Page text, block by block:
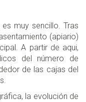
muy sencillo. Tras
(apiario)
A partir de aqui,
del número de
de las cajas del
la evolución de